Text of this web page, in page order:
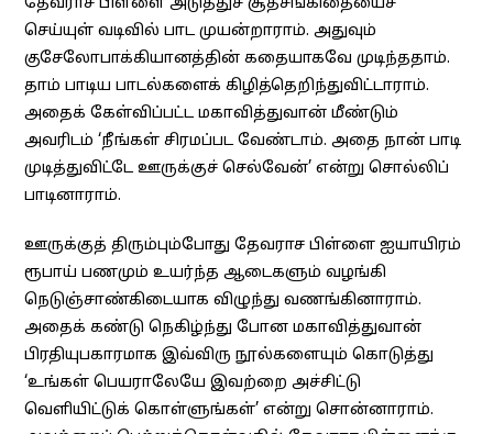
தேவராச பிள்ளை அடுத்துச் சூதசங்கிதையைச்
செய்யுள் வடிவில் பாட முயன்றாராம். அதுவும்
குசேலோபாக்கியானத்தின் கதையாகவே முடிந்ததாம்.
தாம் பாடிய பாடல்களைக் கிழித்தெறிந்துவிட்டாராம்.
அதைக் கேள்விப்பட்ட மகாவித்துவான் மீண்டும்
அவரிடம் ‘நீங்கள் சிரமப்பட வேண்டாம். அதை நான் பாடி
முடித்துவிட்டே ஊருக்குச் செல்வேன்’ என்று சொல்லிப்
பாடினாராம்.
ஊருக்குத் திரும்பும்போது தேவராச பிள்ளை ஐயாயிரம்
ரூபாய் பணமும் உயர்ந்த ஆடைகளும் வழங்கி
நெடுஞ்சாண்கிடையாக விழுந்து வணங்கினாராம்.
அதைக் கண்டு நெகிழ்ந்து போன மகாவித்துவான்
பிரதியுபகாரமாக இவ்விரு நூல்களையும் கொடுத்து
‘உங்கள் பெயராலேயே இவற்றை அச்சிட்டு
வெளியிட்டுக் கொள்ளுங்கள்’ என்று சொன்னாராம்.